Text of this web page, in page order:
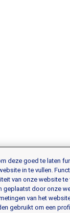
deze goed te laten
in te vullen.
van onze website
geplaatst door onze
van het
gebruikt om een